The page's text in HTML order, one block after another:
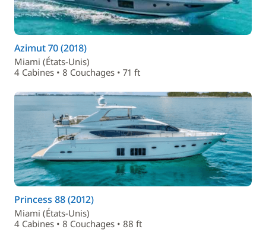
Azimut 70 (2018)
Miami (États-Unis)
4 Cabines • 8 Couchages • 71 ft
Princess 88 (2012)
Miami (États-Unis)
4 Cabines • 8 Couchages • 88 ft